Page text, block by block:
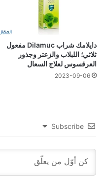
دايلامك شراب Dilamuc مفعول
ثلاثي؛ اللبلاب والزعتر وجذور
العرقسوس لعلاج السعال
2023-09-06
Subscribe